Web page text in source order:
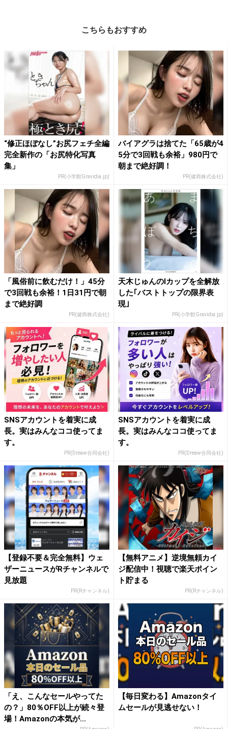
こちらもおすすめ
“修正ほぼなし”お尻フェチ全編
完全新作の「お尻特化写真
集」
PR(小学館Gravidia.jp)
バイアグラは捨てた「65歳が4
5分で3回戦も余裕」980円で
朝まで絶好調！
PR(健商株式会社)
「風俗前に飲むだけ！」45分
で3回戦も余裕！1日31円で朝
まで絶好調
PR(健商株式会社)
天木じゅんのIカップを全解放
した｢バストトップの限界表
現｣
PR(小学館Gravidia.jp)
SNSアカウントを着実に成
長。実はみんなココ使ってま
す。
PR(Dreaw合同会社)
SNSアカウントを着実に成
長。実はみんなココ使ってま
す。
PR(Dreaw合同会社)
【登録不要＆完全無料】ウェ
ザーニュースがRチャンネルで
見放題
PR(Rチャンネル)
【無料アニメ】逆境無頼カイ
ジ配信中！視聴で楽天ポイン
ト貯まる
PR(Rチャンネル)
「え、こんなセールやってた
の？」80％OFF以上が続々登
場！Amazonの本気が...
【毎日変わる】Amazonタイ
ムセールが見逃せない！